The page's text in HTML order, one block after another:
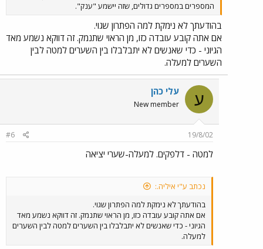
המספרים במספרים גדולים, שזה יישמע "ענק".
בהודעתך לא נימקת למה הפתרון שגוי.
אם אתה קובע עובדה כזו, מן הראוי שתנמק. זה דווקא נשמע מאד
הגיוני - כדי שאנשים לא יתבלבלו בין השערים למטה לבין
השערים למעלה.
ע עלי כהן
New member
19/8/02
#6
למטה - דלפקים. למעלה-שערי יציאה
נכתב ע"י איליה.:
בהודעתך לא נימקת למה הפתרון שגוי.
אם אתה קובע עובדה כזו, מן הראוי שתנמק. זה דווקא נשמע מאד
הגיוני - כדי שאנשים לא יתבלבלו בין השערים למטה לבין השערים
למעלה.